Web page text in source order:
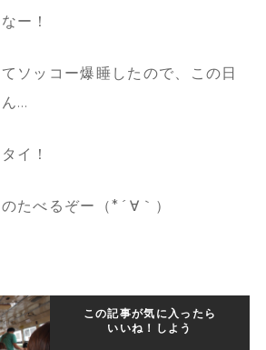
ー！
ソッコー爆睡したので、この日
…
イ！
たべるぞー（*´∀｀）
この記事が気に入ったら
いいね！しよう